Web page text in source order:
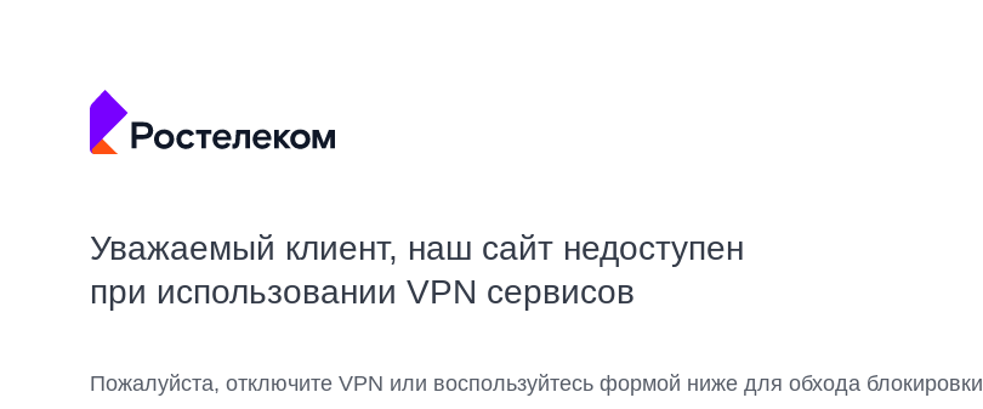
Уважаемый клиент, наш сайт недоступен
при использовании VPN сервисов
Пожалуйста, отключите VPN или воспользуйтесь формой ниже для обхода блокировки